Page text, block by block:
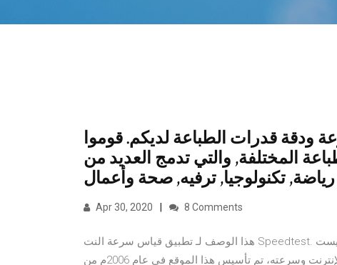
ودقة قدرات الطباعة لديكم. قوموا
المختلفة, والتي تدمج العديد من
Apr 30, 2020 8 Comments
هذا الوصف لـ تطبيق قياس سرعة النت Speedtest. تطبيق سبيد تيست Speedtest لقياس سرعة النت هو عبارة عن
تطبيق وخدمة مجانية مقدمة من الويب تقوم بتحليل أداء الإنترنت وسرعته، تم تأسيس هذا الموقع في عام 2006م من